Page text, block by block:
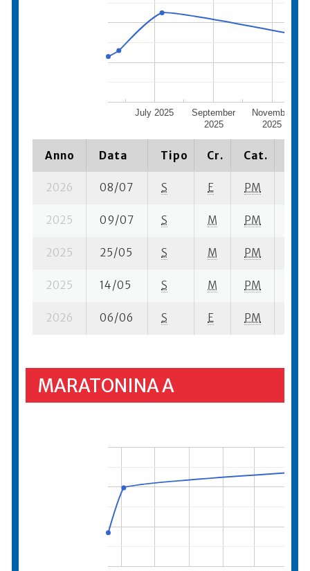
July 2025
September
2025
November
2025
Anno Data Tipo Cr. Cat.
2026 08/07 S E PM
2025 09/07 S M PM
2025 25/05 S M PM
2025 14/05 S M PM
2026 06/06 S E PM
MARATONINA A